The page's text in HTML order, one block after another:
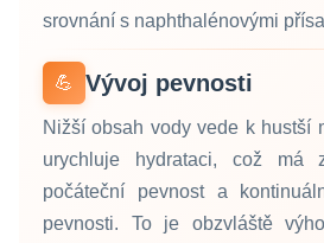
srovnání s naphthalénovými
💪 Vývoj pevnosti
Nižší obsah vody vede k hustší
urychluje hydrataci, což má
počáteční pevnost a
pevnosti. To je obzvláště